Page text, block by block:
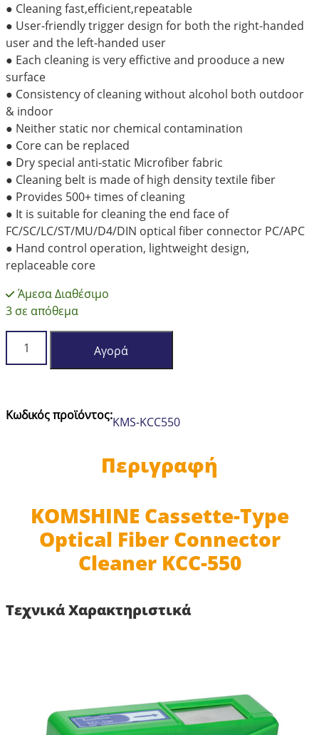
● Cleaning fast,efficient,repeatable
● User-friendly trigger design for both the right-handed
user and the left-handed user
● Each cleaning is very effictive and prooduce a new
surface
● Consistency of cleaning without alcohol both outdoor
& indoor
● Neither static nor chemical contamination
● Core can be replaced
● Dry special anti-static Microfiber fabric
● Cleaning belt is made of high density textile fiber
● Provides 500+ times of cleaning
● It is suitable for cleaning the end face of
FC/SC/LC/ST/MU/D4/DIN optical fiber connector PC/APC
● Hand control operation, lightweight design,
replaceable core
Άμεσα Διαθέσιμο
3 σε απόθεμα
Cassette-
Fiber
Connector
Αγορά
Κωδικός προϊόντος:KMS-KCC550
Περιγραφή
KOMSHINE Cassette-Type
Optical Fiber Connector
Cleaner KCC-550
Τεχνικά Χαρακτηριστικά